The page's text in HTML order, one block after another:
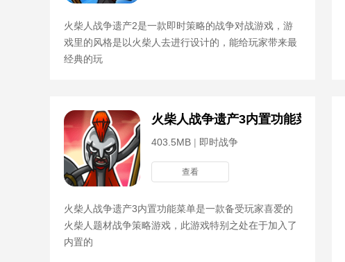
火柴人战争遗产2是一款即时策略的战争对战游戏，游
戏里的风格是以火柴人去进行设计的，能给玩家带来最
经典的玩
火柴人战争遗产3内置功能菜单
403.5MB | 即时战争
查看
火柴人战争遗产3内置功能菜单是一款备受玩家喜爱的
火柴人题材战争策略游戏，此游戏特别之处在于加入了
内置的